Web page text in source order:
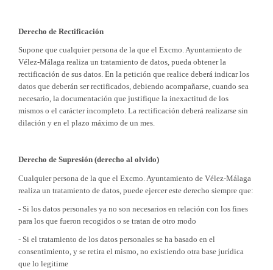
Derecho de Rectificación
Supone que cualquier persona de la que el Excmo. Ayuntamiento de
Vélez-Málaga realiza un tratamiento de datos, pueda obtener la
rectificación de sus datos. En la petición que realice deberá indicar los
datos que deberán ser rectificados, debiendo acompañarse, cuando sea
necesario, la documentación que justifique la inexactitud de los
mismos o el carácter incompleto. La rectificación deberá realizarse sin
dilación y en el plazo máximo de un mes.
Derecho de Supresión (derecho al olvido)
Cualquier persona de la que el Excmo. Ayuntamiento de Vélez-Málaga
realiza un tratamiento de datos, puede ejercer este derecho siempre que:
- Si los datos personales ya no son necesarios en relación con los fines
para los que fueron recogidos o se tratan de otro modo
- Si el tratamiento de los datos personales se ha basado en el
consentimiento, y se retira el mismo, no existiendo otra base jurídica
que lo legitime